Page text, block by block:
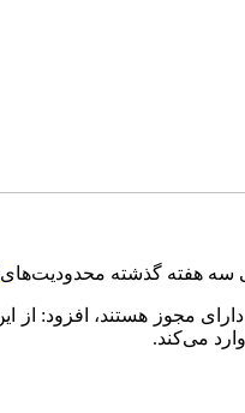
سه هفته گذشته محدودیت‌های
می‌کند.